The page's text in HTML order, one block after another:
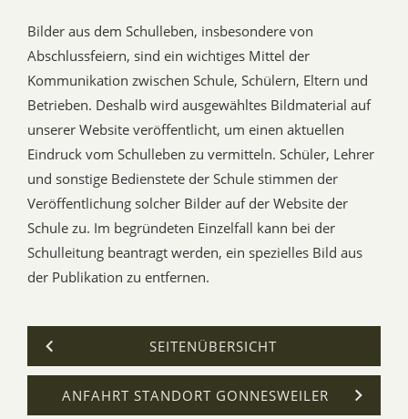
Bilder aus dem Schulleben, insbesondere von
Abschlussfeiern, sind ein wichtiges Mittel der
Kommunikation zwischen Schule, Schülern, Eltern und
Betrieben. Deshalb wird ausgewähltes Bildmaterial auf
unserer Website veröffentlicht, um einen aktuellen
Eindruck vom Schulleben zu vermitteln. Schüler, Lehrer
und sonstige Bedienstete der Schule stimmen der
Veröffentlichung solcher Bilder auf der Website der
Schule zu. Im begründeten Einzelfall kann bei der
Schulleitung beantragt werden, ein spezielles Bild aus
der Publikation zu entfernen.
SEITENÜBERSICHT
ANFAHRT STANDORT GONNESWEILER